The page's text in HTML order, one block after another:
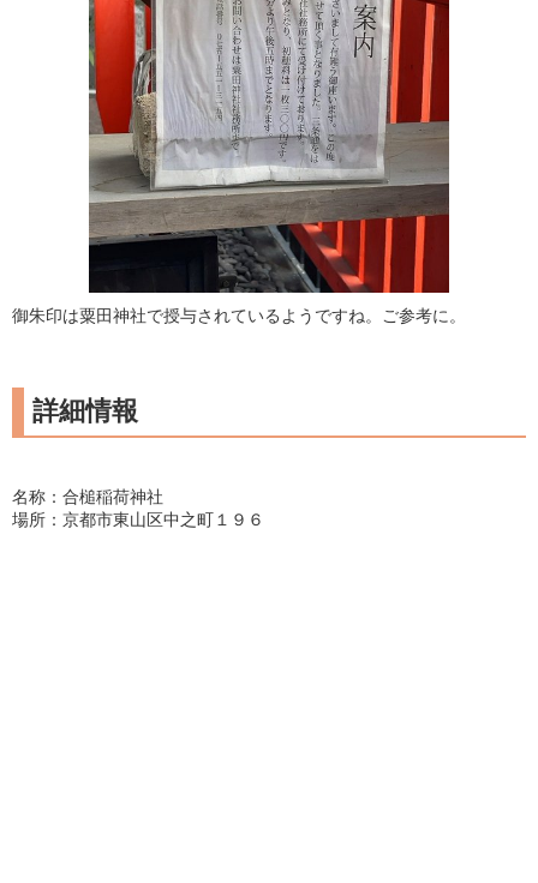
御朱印は粟田神社で授与されているようですね。ご参考に。
詳細情報
名称：合槌稲荷神社
場所：京都市東山区中之町１９６